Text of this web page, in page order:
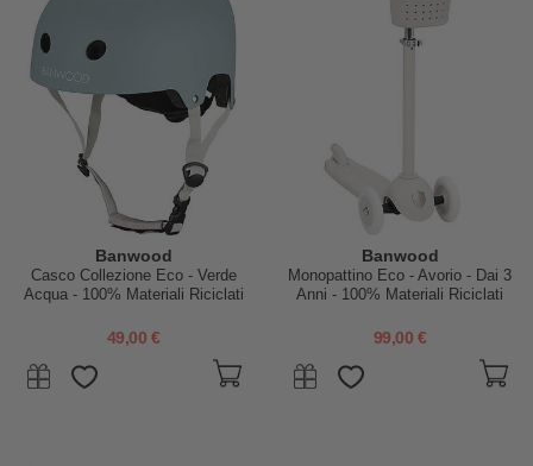
Banwood
Casco Collezione Eco - Verde
Acqua - 100% Materiali Riciclati
49,00 €
Banwood
Monopattino Eco - Avorio - Dai 3
Anni - 100% Materiali Riciclati
99,00 €